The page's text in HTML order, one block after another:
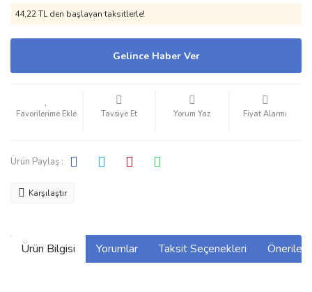
44,22 TL den başlayan taksitlerle!
Gelince Haber Ver
Tavsiye Et Yorum Yaz Fiyat Alarmı
Ürün Paylaş :
Karşılaştır
Ürün Bilgisi Yorumlar Taksit Seçenekleri